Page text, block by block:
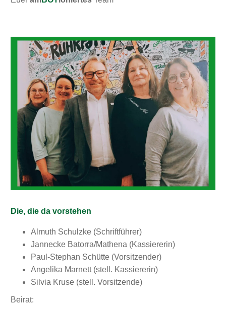
Die, die da vorstehen
Almuth Schulzke (Schriftführer)
Jannecke Batorra/Mathena (Kassiererin)
Paul-Stephan Schütte (Vorsitzender)
Angelika Marnett (stell. Kassiererin)
Silvia Kruse (stell. Vorsitzende)
Beirat: